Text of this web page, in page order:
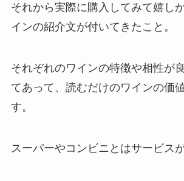
それから実際に購入してみて嬉し
インの紹介文が付いてきたこと。
それぞれのワインの特徴や相性が
てあって、読むだけのワインの価
す。
スーパーやコンビニとはサービス